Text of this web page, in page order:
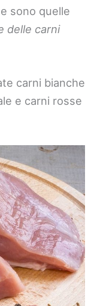
e sono quelle
delle carni
carni bianche
e carni rosse